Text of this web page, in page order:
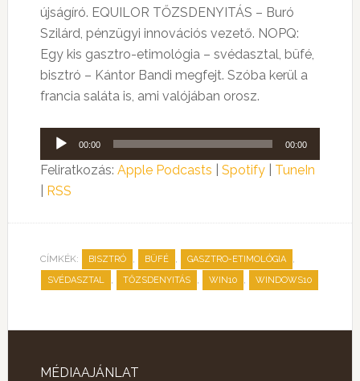
újságíró. EQUILOR TŐZSDENYITÁS – Buró
Szilárd, pénzügyi innovációs vezető. NOPQ:
Egy kis gasztro-etimológia – svédasztal, büfé,
bisztró – Kántor Bandi megfejt. Szóba kerül a
francia saláta is, ami valójában orosz.
Audió
lejátszó
00:00 00:00
Feliratkozás: Apple Podcasts Spotify| TuneIn
RSS
CÍMKÉK: BISZTRÓ , BÜFÉ , GASZTRO-ETIMOLÓGIA ,
SVÉDASZTAL , TŐZSDENYITÁS , WIN10 , WINDOWS10
MÉDIAAJÁNLAT